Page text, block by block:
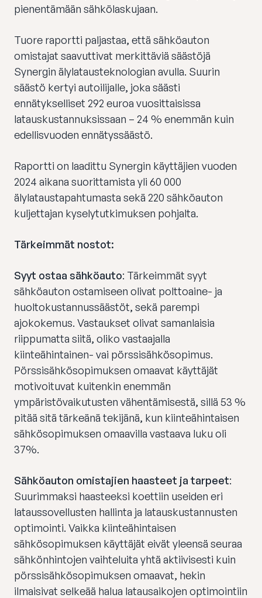
pienentämään sähkölaskujaan.
Tuore raportti paljastaa, että sähköauton
omistajat saavuttivat merkittäviä säästöjä
Synergin älylatausteknologian avulla. Suurin
säästö kertyi autoilijalle, joka säästi
ennätykselliset 292 euroa vuosittaisissa
latauskustannuksissaan – 24 % enemmän kuin
edellisvuoden ennätyssäästö.
Raportti on laadittu Synergin käyttäjien vuoden
2024 aikana suorittamista yli 60 000
älylataustapahtumasta sekä 220 sähköauton
kuljettajan kyselytutkimuksen pohjalta.
Tärkeimmät nostot:
Syyt ostaa sähköauto: Tärkeimmät syyt
sähköauton ostamiseen olivat polttoaine- ja
huoltokustannussäästöt, sekä parempi
ajokokemus. Vastaukset olivat samanlaisia
riippumatta siitä, oliko vastaajalla
kiinteähintainen- vai pörssisähkösopimus.
Pörssisähkösopimuksen omaavat käyttäjät
motivoituvat kuitenkin enemmän
ympäristövaikutusten vähentämisestä, sillä 53 %
pitää sitä tärkeänä tekijänä, kun kiinteähintaisen
sähkösopimuksen omaavilla vastaava luku oli
37%.
Sähköauton omistajien haasteet ja tarpeet:
Suurimmaksi haasteeksi koettiin useiden eri
lataussovellusten hallinta ja latauskustannusten
optimointi. Vaikka kiinteähintaisen
sähkösopimuksen käyttäjät eivät yleensä seuraa
sähkönhintojen vaihteluita yhtä aktiivisesti kuin
pörssisähkösopimuksen omaavat, hekin
ilmaisivat selkeää halua latausaikojen optimointiin